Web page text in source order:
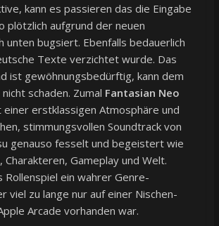
kann es passieren das die Eingabe
plötzlich aufgrund der neuen
unten bugsiert. Ebenfalls bedauerlich
Texte verzichtet wurde. Das
ist gewöhnungsbedürftig, kann dem
schaden. Zumal Fantasian Neo
einer erstklassigen Atmosphäre und
stimmungsvollen Soundtrack von
genauso fesselt und begeistert wie
Charakteren, Gameplay und Welt.
Rollenspiel ein wahrer Genre-
viel zu lange nur auf einer Nischen-
Arcade vorhanden war.